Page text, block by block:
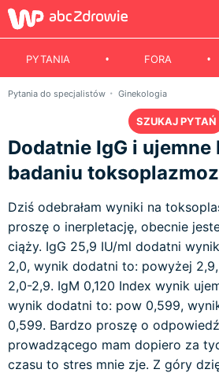
PYTANIA FORA
Pytania do specjalistów Ginekologia
SZUKAJ PYTAŃ
Dodatnie IgG i ujemne
badaniu
Dziś odebrałam wyniki na
proszę o inerpletację, obecnie
ciąży. IgG 25,9 IU/ml dodatni
2,0, wynik dodatni to: powyżej
2,0-2,9. IgM 0,120 Index wynik
wynik dodatni to: pow 0,599,
0,599. Bardzo proszę o
prowadzącego mam dopiero za
czasu to stres mnie zje. Z góry